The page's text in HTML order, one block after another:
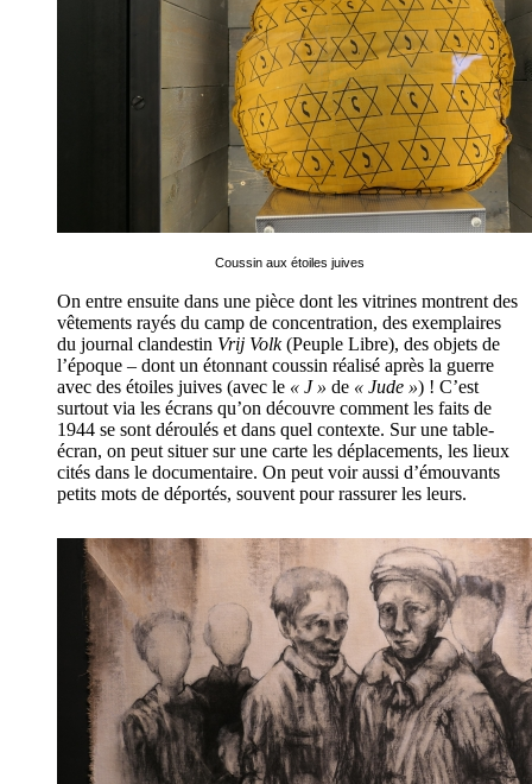
Coussin aux étoiles juives
On entre ensuite dans une pièce dont les vitrines montrent des
vêtements rayés du camp de concentration, des exemplaires
du journal clandestin Vrij Volk(Peuple Libre), des objets de
l’époque – dont un étonnant coussin réalisé après la guerre
avec des étoiles juives (avec le « J » de « Jude ») ! C’est
surtout via les écrans qu’on découvre comment les faits de
1944 se sont déroulés et dans quel contexte. Sur une table-
écran, on peut situer sur une carte les déplacements, les lieux
cités dans le documentaire. On peut voir aussi d’émouvants
petits mots de déportés, souvent pour rassurer les leurs.